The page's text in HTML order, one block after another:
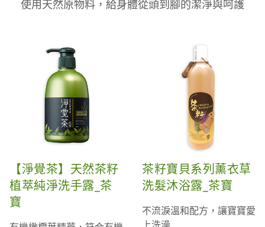
使用天然原物料，給身體從頭到腳的潔淨與呵護
【淨覺茶】天然茶籽
植萃純淨洗手露_茶
寶
茶籽寶貝系列薰衣草
洗髮沐浴露_茶寶
不流淚溫和配方，讓寶寶愛